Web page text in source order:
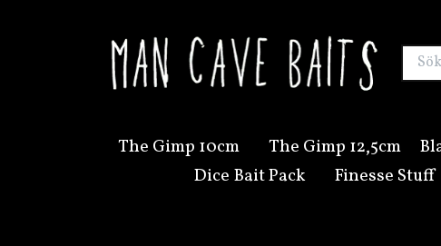
The Gimp 10cm The Gimp 12,5cm
Dice Bait Pack
Finesse Stuff